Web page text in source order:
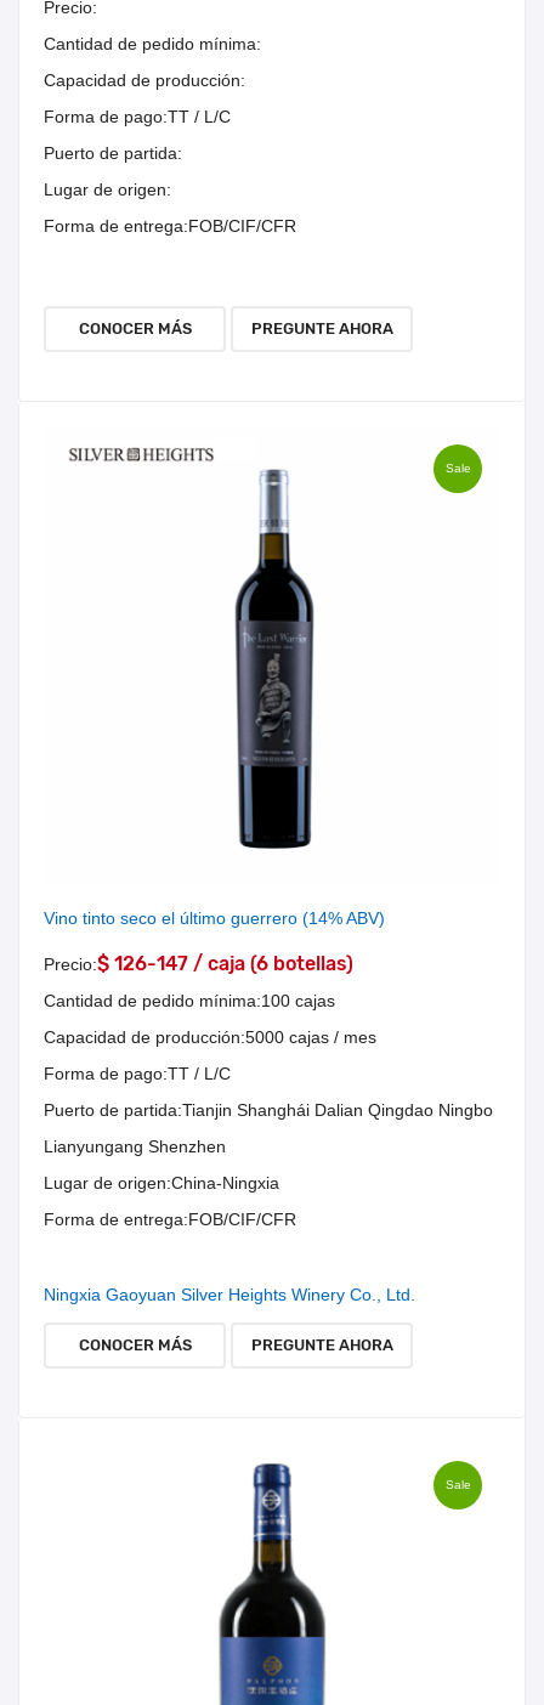
Precio:
Cantidad de pedido mínima:
Capacidad de producción:
Forma de pago:TT / L/C
Puerto de partida:
Lugar de origen:
Forma de entrega:FOB/CIF/CFR
CONOCER MÁS PREGUNTE AHORA
Sale
Vino tinto seco el último guerrero (14% ABV)
Precio:$ 126-147 / caja (6 botellas)
Cantidad de pedido mínima:100 cajas
Capacidad de producción:5000 cajas / mes
Forma de pago:TT / L/C
Puerto de partida:Tianjin Shanghái Dalian Qingdao Ningbo
Lianyungang Shenzhen
Lugar de origen:China-Ningxia
Forma de entrega:FOB/CIF/CFR
Ningxia Gaoyuan Silver Heights Winery Co., Ltd.
CONOCER MÁS PREGUNTE AHORA
Sale